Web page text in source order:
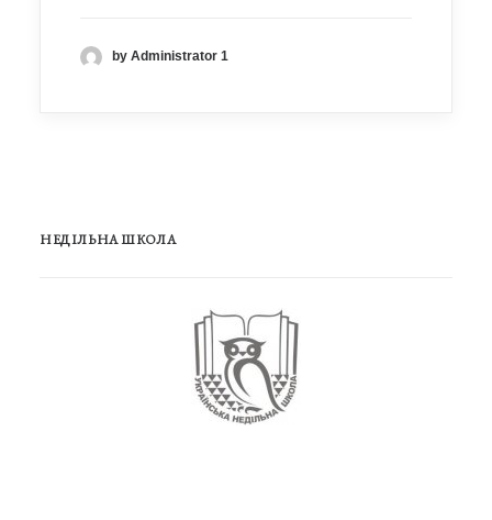
by Administrator 1
НЕДІЛЬНА ШКОЛА